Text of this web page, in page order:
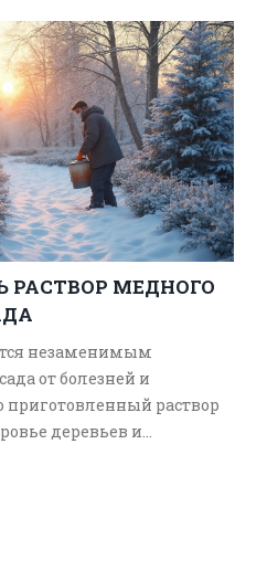
РАСТВОР МЕДНОГО
незаменимым
от болезней и
раствор
деревьев и
и соблюдать меры
полезного раствора, а